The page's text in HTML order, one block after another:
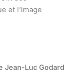
et l’image
Jean-Luc Godard